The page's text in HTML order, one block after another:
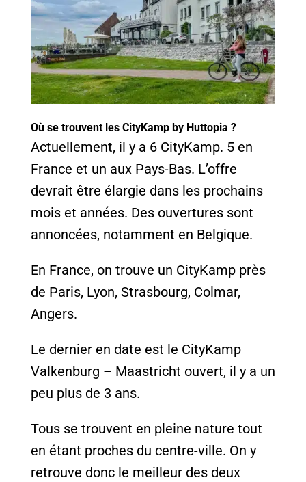
Où se trouvent les CityKamp by Huttopia ?
Actuellement, il y a 6 CityKamp. 5 en
France et un aux Pays-Bas. L’offre
devrait être élargie dans les prochains
mois et années. Des ouvertures sont
annoncées, notamment en Belgique.
En France, on trouve un CityKamp près
de Paris, Lyon, Strasbourg, Colmar,
Angers.
Le dernier en date est le CityKamp
Valkenburg – Maastricht ouvert, il y a un
peu plus de 3 ans.
Tous se trouvent en pleine nature tout
en étant proches du centre-ville. On y
retrouve donc le meilleur des deux